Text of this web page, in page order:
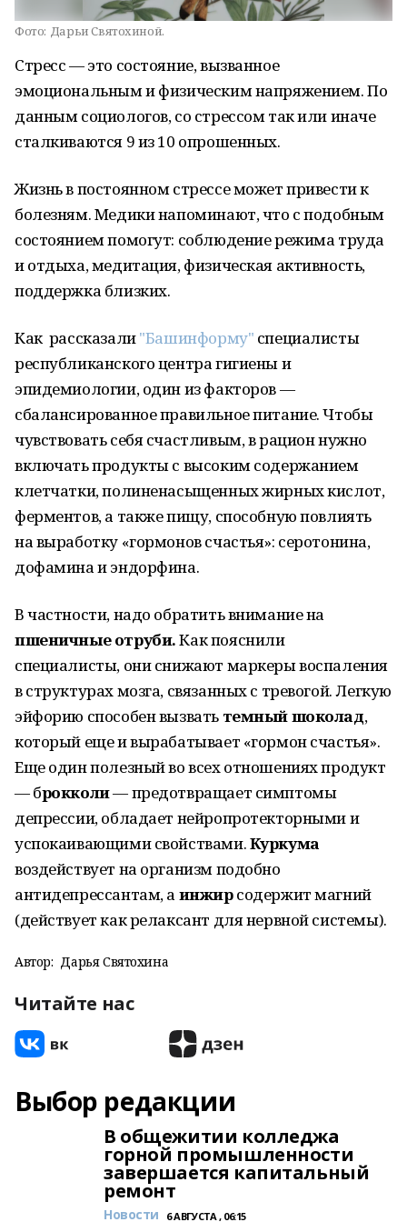
Фото: Дарьи Святохиной.
Стресс — это состояние, вызванное
эмоциональным и физическим напряжением. По
данным социологов, со стрессом так или иначе
сталкиваются 9 из 10 опрошенных.
Жизнь в постоянном стрессе может привести к
болезням. Медики напоминают, что с подобным
состоянием помогут: соблюдение режима труда
и отдыха, медитация, физическая активность,
поддержка близких.
Как рассказали"Башинформу" специалисты
республиканского центра гигиены и
эпидемиологии, один из факторов —
сбалансированное правильное питание. Чтобы
чувствовать себя счастливым, в рацион нужно
включать продукты с высоким содержанием
клетчатки, полиненасыщенных жирных кислот,
ферментов, а также пищу, способную повлиять
на выработку «гормонов счастья»: серотонина,
дофамина и эндорфина.
В частности, надо обратить внимание на
пшеничные отруби.Как пояснили
специалисты, они снижают маркеры воспаления
в структурах мозга, связанных с тревогой. Легкую
эйфорию способен вызвать темный шоколад,
который еще и вырабатывает «гормон счастья».
Еще один полезный во всех отношениях продукт
— брокколи— предотвращает симптомы
депрессии, обладает нейропротекторными и
успокаивающими свойствами.Куркума
воздействует на организм подобно
антидепрессантам, а инжирсодержит магний
(действует как релаксант для нервной системы).
Автор: Дарья Святохина
Читайте нас
Выбор редакции
В общежитии колледжа
горной промышленности
завершается капитальный
ремонт
Новости 6 АВГУСТА , 06:15